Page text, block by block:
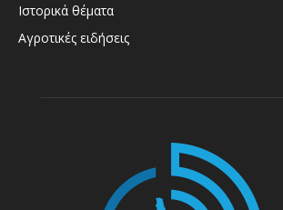
Ιστορικά θέματα
Αγροτικές ειδήσεις